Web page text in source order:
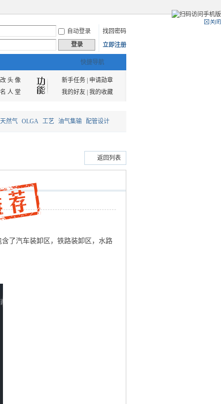
自动登录
找回密码
登录 立即注册
快捷导航
改 头 像 新手任务|
申请勋章
名 人 堂 我的好友| 我的收藏
然气 OLGA 工艺 油气集输 配管设计
返回列表
了汽车装卸区，铁路装卸区，水路